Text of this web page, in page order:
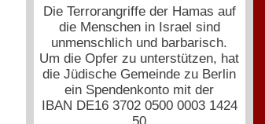
Die Terrorangriffe der Hamas auf
die Menschen in Israel sind
unmenschlich und barbarisch.
Um die Opfer zu unterstützen, hat
die Jüdische Gemeinde zu Berlin
ein Spendenkonto mit der
IBAN DE16 3702 0500 0003 1424
50